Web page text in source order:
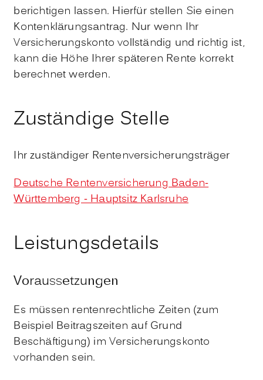
berichtigen lassen. Hierfür stellen Sie einen
Kontenklärungsantrag. Nur wenn Ihr
Versicherungskonto vollständig und richtig ist,
kann die Höhe Ihrer späteren Rente korrekt
berechnet werden.
Zuständige Stelle
Ihr zuständiger Rentenversicherungsträger
Deutsche Rentenversicherung Baden-
Württemberg - Hauptsitz Karlsruhe
Leistungsdetails
Voraussetzungen
Es müssen rentenrechtliche Zeiten (zum
Beispiel Beitragszeiten auf Grund
Beschäftigung) im Versicherungskonto
vorhanden sein.